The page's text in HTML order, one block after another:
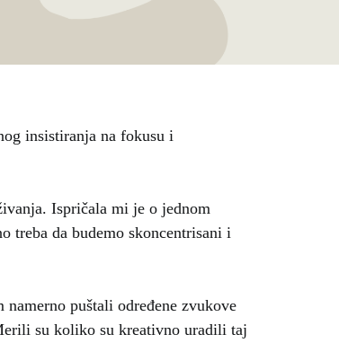
insistiranja na fokusu i
Ispričala mi je o jednom
da budemo skoncentrisani i
puštali određene zvukove
su koliko su kreativno uradili taj